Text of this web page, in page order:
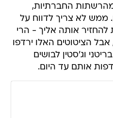
החברתיות,
ממש לא צריך לדווח על
אותה אליך - הרי
הציטוטים האלו ירדפו
וג'סטין לבושים
אותם עד היום.